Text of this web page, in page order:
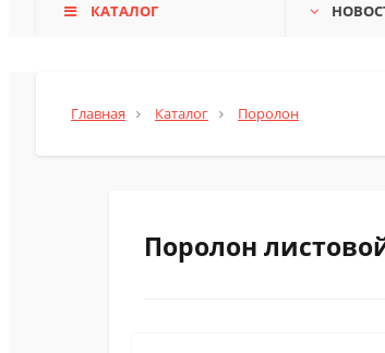
КАТАЛОГ
Главная Каталог Поролон
Поролон